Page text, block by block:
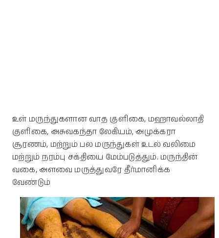
உள் மருந்துகளான வாத குளிகை, மஹாவல்லாதி
குளிகை, அசுவகந்தா லேகியம், அமுக்கரா
சூரணம், மற்றும் பல மருந்துகள் உடல் வலிமை
மற்றும் நரம்பு சக்தியை மேம்படுத்தும். மருந்தின்
வகை, அளவை மருத்துவரே தீர்மானிக்க
வேண்டும்